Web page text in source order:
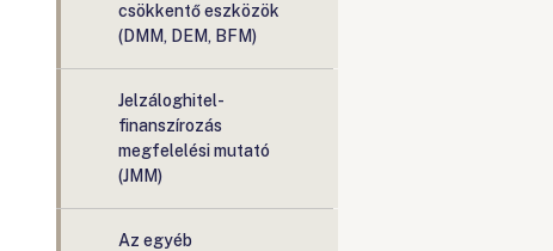
csökkentő eszközök
(DMM, DEM, BFM)
Jelzáloghitel-
finanszírozás
megfelelési mutató
(JMM)
Az egyéb